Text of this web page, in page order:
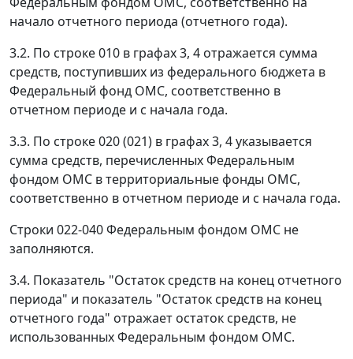
начало отчетного периода (отчетного года).
3.2. По строке 010 в графах 3, 4 отражается сумма
средств, поступивших из федерального бюджета в
Федеральный фонд ОМС, соответственно в
отчетном периоде и с начала года.
3.3. По строке 020 (021) в графах 3, 4 указывается
сумма средств, перечисленных Федеральным
фондом ОМС в территориальные фонды ОМС,
соответственно в отчетном периоде и с начала года.
Строки 022-040 Федеральным фондом ОМС не
заполняются.
3.4. Показатель "Остаток средств на конец отчетного
периода" и показатель "Остаток средств на конец
отчетного года" отражает остаток средств, не
использованных Федеральным фондом ОМС.